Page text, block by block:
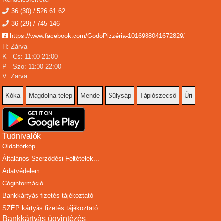
36 (30) / 526 61 62
36 (29) / 745 146
https://www.facebook.com/GodoPizzéria-1016988041672829/
H: Zárva
K - Cs: 11:00-21:00
P - Szo: 11:00-22:00
V: Zárva
Kóka Magdolna telep Mende Sülysáp Tápiószecső Úri
Tudnivalók
Oldaltérkép
Általános Szerződési Feltételek...
Adatvédelem
Céginformáció
Bankkártyás fizetés tájékoztató
SZÉP kártyás fizetés tájékoztató
Bankkártyás ügyintézés